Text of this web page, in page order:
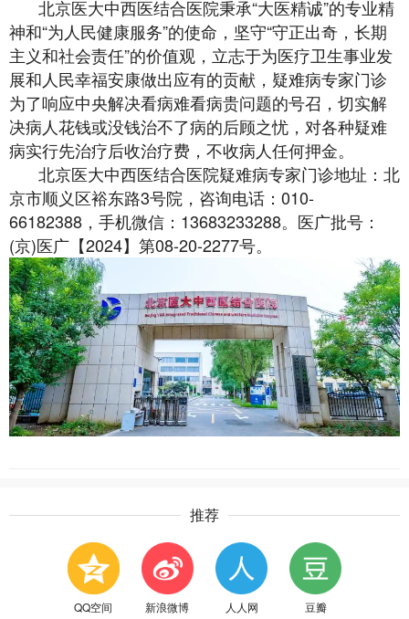
北京医大中西医结合医院秉承“大医精诚”的专业精
神和“为人民健康服务”的使命，坚守“守正出奇，长期
主义和社会责任”的价值观，立志于为医疗卫生事业发
展和人民幸福安康做出应有的贡献，疑难病专家门诊
为了响应中央解决看病难看病贵问题的号召，切实解
决病人花钱或没钱治不了病的后顾之忧 ， 对各种疑难
病实行先治疗后收治疗费，不收病人任何押金。
北京医大中西医结合医院疑难病专家门诊地址：北
京市顺义区裕东路3号院，咨询电话：010-
66182388，手机微信：13683233288。 医广批号：
(京)医广【2024】第08-20-2277号。
推荐
QQ空间 新浪微博 人人网 豆瓣